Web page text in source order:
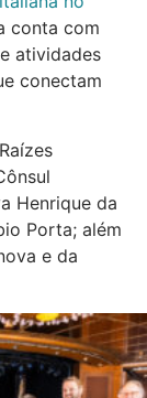
conta com
atividades
conectam
Henrique da
Porta; além
e da